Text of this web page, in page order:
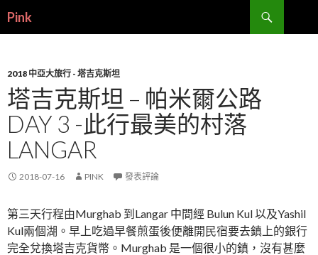
Pink
尋
容
2018 中亞大旅行 - 塔吉克斯坦
塔吉克斯坦 – 帕米爾公路
DAY 3 -此行最美的村落
LANGAR
2018-07-16 PINK 發表評論
第三天行程由Murghab 到Langar 中間經 Bulun Kul 以及Yashil
Kul兩個湖。早上吃過早餐煎蛋後便離開民宿要去鎮上的銀行
完全兌換塔吉克貨幣。Murghab 是一個很小的鎮，沒有甚麼